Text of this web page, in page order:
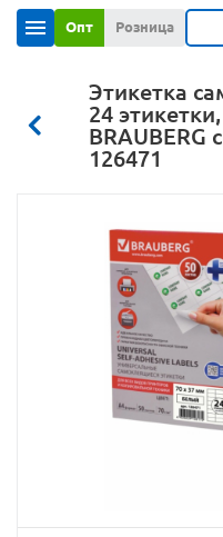
Опт Розница
Этикетка
24
126471